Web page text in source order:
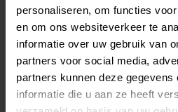
personaliseren, om functies
en om ons websiteverkeer te
informatie over uw gebruik van
partners voor social media,
partners kunnen deze
informatie die u aan ze heeft